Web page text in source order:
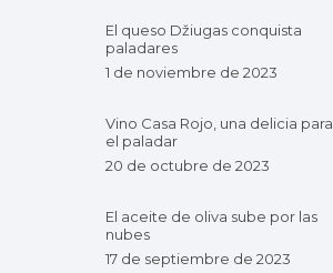
El queso Džiugas conquista
paladares
1 de noviembre de 2023
Vino Casa Rojo, una delicia para
el paladar
20 de octubre de 2023
El aceite de oliva sube por las
nubes
17 de septiembre de 2023